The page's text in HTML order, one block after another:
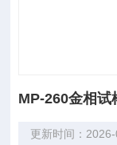
MP-260金相试
更新时间：